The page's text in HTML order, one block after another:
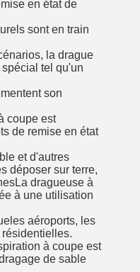
en état de
sont en train
la drague
tel qu'un
son
coupe est
de remise en état
et d'autres
déposer sur terre,
La dragueuse à
à une utilisation
les aéroports, les
à coupe est
de sable